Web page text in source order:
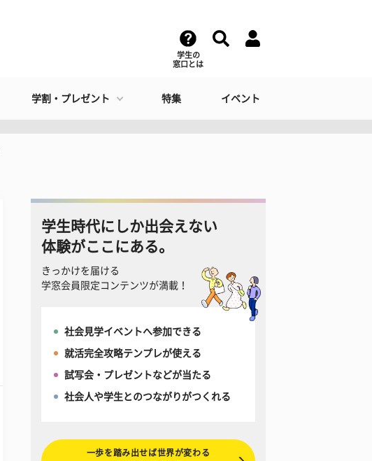
学生の
窓口とは
学割・プレゼント 特集 イベント
学生時代にしか出会えない
体験がここにある。
きっかけを届ける
学窓会員限定コンテンツが満載！
社会見学イベントへ参加できる
就活完全攻略テンプレが使える
試写会・プレゼントなどが当たる
社会人や学生とのつながりがつくれる
一歩を踏み出せば世界が変わる